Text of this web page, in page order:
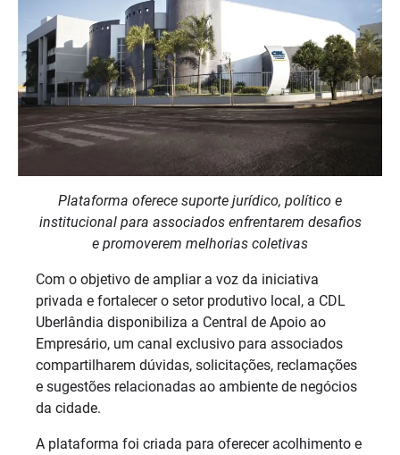
Plataforma oferece suporte jurídico, político e
institucional para associados enfrentarem desafios
e promoverem melhorias coletivas
Com o objetivo de ampliar a voz da iniciativa
privada e fortalecer o setor produtivo local, a CDL
Uberlândia disponibiliza a Central de Apoio ao
Empresário, um canal exclusivo para associados
compartilharem dúvidas, solicitações, reclamações
e sugestões relacionadas ao ambiente de negócios
da cidade.
A plataforma foi criada para oferecer acolhimento e